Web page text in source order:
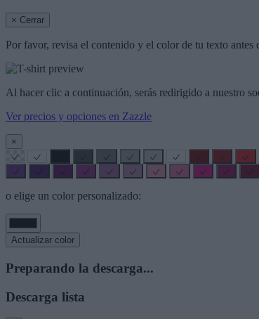
× Cerrar
Por favor, revisa el contenido y el color de tu texto antes
Al hacer clic a continuación, serás redirigido a nuestro
Ver precios y opciones en Zazzle
×
o elige un color personalizado:
Actualizar color
Preparando la descarga...
Descarga lista